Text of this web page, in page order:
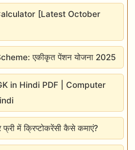
g
n
H
i
n
i
क्या
[Latest October
एकीकृत पेंशन योजना 2025
in Hindi PDF | Computer
फ्री में क्रिप्टोकरेंसी कैसे कमाएं?